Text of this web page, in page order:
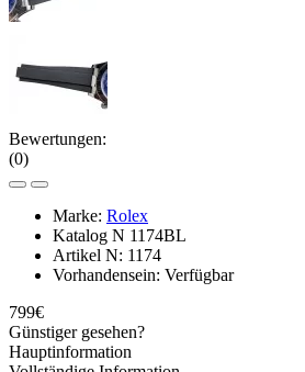
Bewertungen:
(0)
Marke: Rolex
Katalog N 1174BL
Artikel N: 1174
Vorhandensein: Verfügbar
799€
Günstiger gesehen?
Hauptinformation